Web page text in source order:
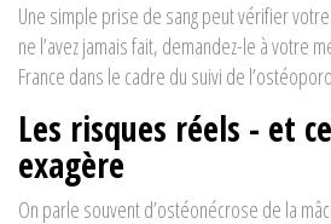
Une simple prise de sang peut vérifier
ne l’avez jamais fait, demandez-le à votre
France dans le cadre du suivi de
Les risques réels - et
exagère
On parle souvent d’ostéonécrose de la